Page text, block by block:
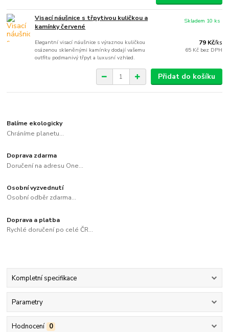
Visací náušnice s třpytivou kuličkou a
kamínky červené
Elegantní visací náušnice s výraznou kuličkou
osázenou skleněnými kamínky dodají vašemu
outfitu podmanivý třpyt a luxusní vzhled.
79 Kč/ks
65 Kč bez DPH
Skladem 10 ks
Přidat do košíku
Balíme ekologicky
Chráníme planetu...
Doprava zdarma
Doručení na adresu One...
Osobní vyzvednutí
Osobní odběr zdarma...
Doprava a platba
Rychlé doručení po celé ČR...
Kompletní specifikace
Parametry
Hodnocení 0